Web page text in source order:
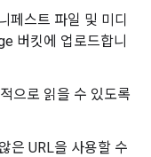
페스트 파일 및 미디
버킷에 업로드합니
으로 읽을 수 있도록
은 URL을 사용할 수